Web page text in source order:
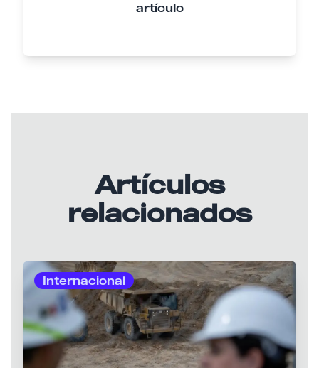
artículo
Artículos
relacionados
Internacional